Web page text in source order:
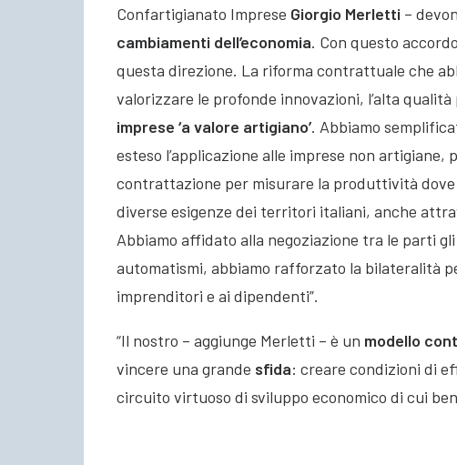
Confartigianato Imprese Giorgio Merletti –
cambiamenti dell’economia. Con questo
questa direzione. La riforma contrattuale che
valorizzare le profonde innovazioni, l’alta
imprese ‘a valore artigiano’. Abbiamo
esteso l’applicazione alle imprese non artigiane,
contrattazione per misurare la produttività dove
diverse esigenze dei territori italiani, anche
Abbiamo affidato alla negoziazione tra le parti
automatismi, abbiamo rafforzato la bilateralità
imprenditori e ai dipendenti”.
“Il nostro – aggiunge Merletti – è un modello
vincere una grande sfida: creare condizioni di
circuito virtuoso di sviluppo economico di cui